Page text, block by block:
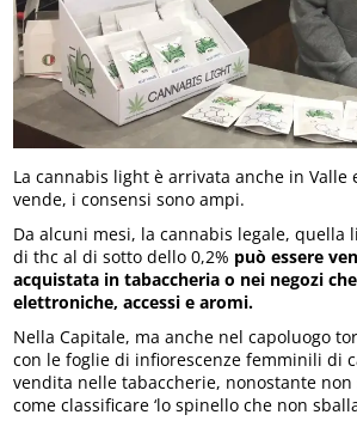
La cannabis light è arrivata anche in Valle
vende, i consensi sono ampi.
Da alcuni mesi, la cannabis legale, quella
di thc al di sotto dello 0,2% può essere
acquistata in tabaccheria o nei negozi
elettroniche, accessi e aromi.
Nella Capitale, ma anche nel capoluogo
con le foglie di infiorescenze femminili di
vendita nelle tabaccherie, nonostante
come classificare ‘lo spinello che non